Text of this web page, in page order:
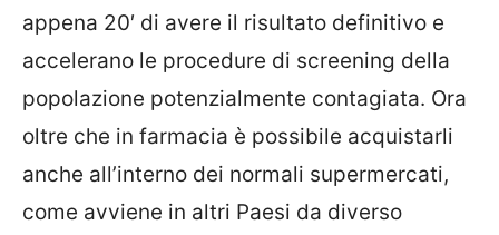
appena 20′ di avere il risultato definitivo e
accelerano le procedure di screening della
popolazione potenzialmente contagiata. Ora
oltre che in farmacia è possibile acquistarli
anche all’interno dei normali supermercati,
come avviene in altri Paesi da diverso